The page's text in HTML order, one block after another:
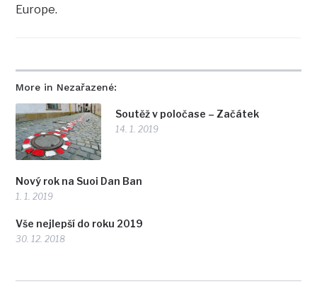
More in Nezařazené:
Soutěž v poločase – Začátek
14. 1. 2019
Nový rok na Suoi Dan Ban
1. 1. 2019
Vše nejlepší do roku 2019
30. 12. 2018
Europe.